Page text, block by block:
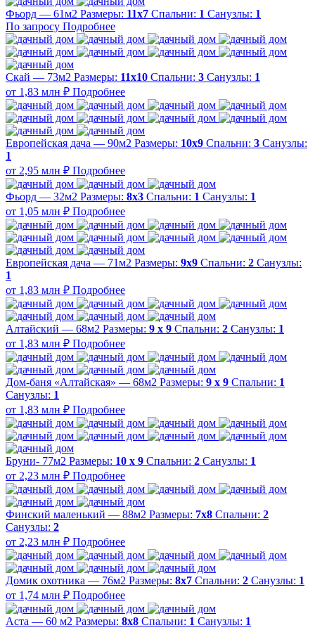
Фьорд — 61м2 Размеры: 11х7 Спальни: 1 Санузлы: 1
По запросу Подробнее
Скай — 73м2 Размеры: 11х10 Спальни: 3 Санузлы: 1
от 1,83 млн ₽ Подробнее
Европейская дача — 90м2 Размеры: 10х9 Спальни: 3 Санузлы:
1
от 2,95 млн ₽ Подробнее
Фьорд — 32м2 Размеры: 8х3 Спальни: 1 Санузлы: 1
от 1,05 млн ₽ Подробнее
Европейская дача — 71м2 Размеры: 9х9 Спальни: 2 Санузлы:
1
от 1,83 млн ₽ Подробнее
Алтайский — 68м2 Размеры: 9 х 9 Спальни: 2 Санузлы: 1
от 1,83 млн ₽ Подробнее
Дом-баня «Алтайская» — 68м2 Размеры: 9 х 9 Спальни: 1
Санузлы: 1
от 1,83 млн ₽ Подробнее
Бруни- 77м2 Размеры: 10 х 9 Спальни: 2 Санузлы: 1
от 2,23 млн ₽ Подробнее
Финский маленький — 88м2 Размеры: 7х8 Спальни: 2
Санузлы: 2
от 2,23 млн ₽ Подробнее
Домик охотника — 76м2 Размеры: 8х7 Спальни: 2 Санузлы: 1
от 1,74 млн ₽ Подробнее
Аста — 60 м2 Размеры: 8х8 Спальни: 1 Санузлы: 1